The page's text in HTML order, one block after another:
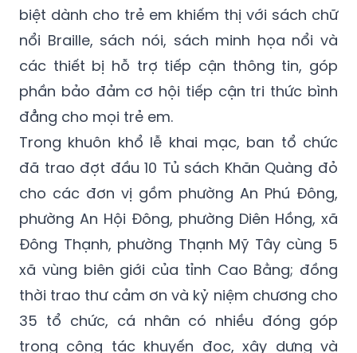
biệt dành cho trẻ em khiếm thị với sách chữ
nổi Braille, sách nói, sách minh họa nổi và
các thiết bị hỗ trợ tiếp cận thông tin, góp
phần bảo đảm cơ hội tiếp cận tri thức bình
đẳng cho mọi trẻ em.
Trong khuôn khổ lễ khai mạc, ban tổ chức
đã trao đợt đầu 10 Tủ sách Khăn Quàng đỏ
cho các đơn vị gồm phường An Phú Đông,
phường An Hội Đông, phường Diên Hồng, xã
Đông Thạnh, phường Thạnh Mỹ Tây cùng 5
xã vùng biên giới của tỉnh Cao Bằng; đồng
thời trao thư cảm ơn và kỷ niệm chương cho
35 tổ chức, cá nhân có nhiều đóng góp
trong công tác khuyến đọc, xây dựng và